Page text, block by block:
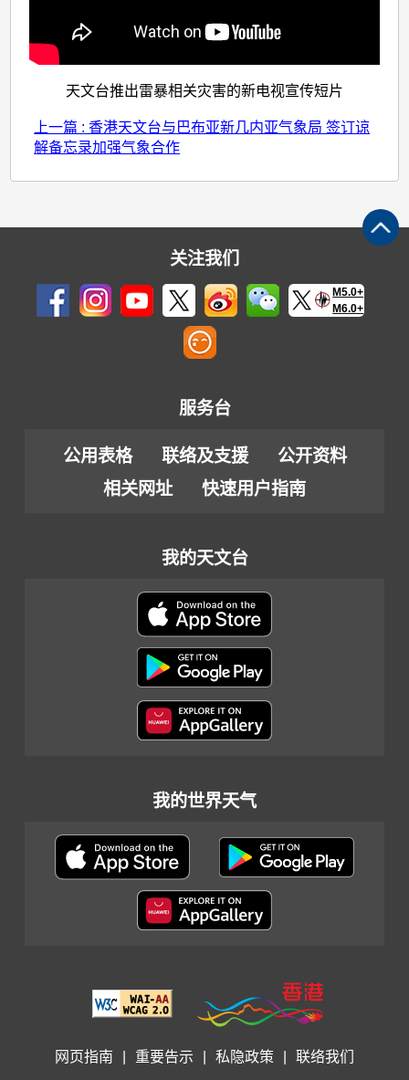
天文台推出雷暴相关灾害的新电视宣传短片
上一篇 : 香港天文台与巴布亚新几内亚气象局 签订谅
解备忘录加强气象合作
关注我们
M5.0+
M6.0+
服务台
公用表格 联络及支援
公开资料
相关网址
快速用户指南
我的天文台
我的世界天气
网页指南 重要告示 私隐政策 联络我们